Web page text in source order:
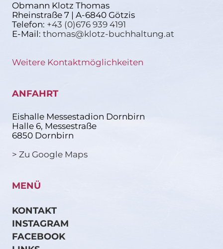
Obmann Klotz Thomas
Rheinstraße 7 | A-6840 Götzis
Telefon: +43 (0)676 939 4191
E-Mail: thomas@klotz-buchhaltung.at
Weitere Kontaktmöglichkeiten
ANFAHRT
Eishalle Messestadion Dornbirn
Halle 6, Messestraße
6850 Dornbirn
> Zu Google Maps
MENÜ
KONTAKT
INSTAGRAM
FACEBOOK